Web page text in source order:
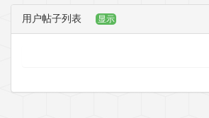
用户帖子列表 显示